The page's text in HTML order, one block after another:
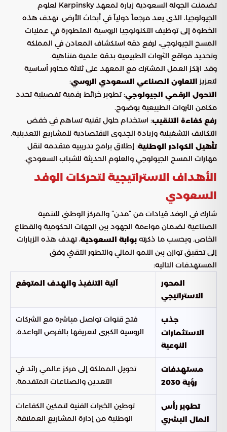
تضمنت الجولة السعودية زيارة لمعهد Karpinsky لعلوم
الجيولوجيا، الذي يعد مرجعاً دولياً في أبحاث الأرض. تهدف هذه
الخطوة إلى توظيف التكنولوجيا الروسية المتطورة في عمليات
المسح الجيولوجي، لرفع دقة استكشاف المعادن في المملكة
وتحديد مواقع الثروات الطبيعية بدقة علمية متناهية.
وقد ارتكز العمل المشترك مع المعهد على ثلاثة محاور أساسية
لتعزيز التعاون الصناعي السعودي الروسي:
التحول الرقمي الجيولوجي: تطوير خرائط رقمية تفصيلية تحدد
مكامن الثروات الطبيعية بوضوح.
رفع كفاءة التنقيب: استخدام حلول تقنية تساهم في خفض
التكاليف التشغيلية وزيادة الجدوى الاقتصادية للمشاريع التعدينية.
تأهيل الكوادر الوطنية: إطلاق برامج تدريبية متقدمة لنقل
مهارات المسح الجيولوجي والعلوم الحديثة للشباب السعودي.
الأهداف الاستراتيجية لتحركات الوفد
السعودي
شارك في الوفد قيادات من “مدن” والمركز الوطني للتنمية
الصناعية لضمان مواءمة الجهود بين الجهات الحكومية والقطاع
الخاص. وبحسب ما ذكرته بوابة السعودية، تهدف هذه الزيارات
إلى تحقيق توازن بين النمو المالي والتطور التقني وفق
المستهدفات التالية:
المحور
الاستراتيجي
آلية التنفيذ والهدف المتوقع
جذب
الاستثمارات
النوعية
فتح قنوات تواصل مباشرة مع الشركات
الروسية الكبرى لتعريفها بالفرص الواعدة.
مستهدفات
رؤية 2030
تحويل المملكة إلى مركز عالمي رائد في
التعدين والصناعات المتقدمة.
تطوير رأس
المال البشري
توطين الخبرات الفنية لتمكين الكفاءات
الوطنية من إدارة المشاريع العملاقة.